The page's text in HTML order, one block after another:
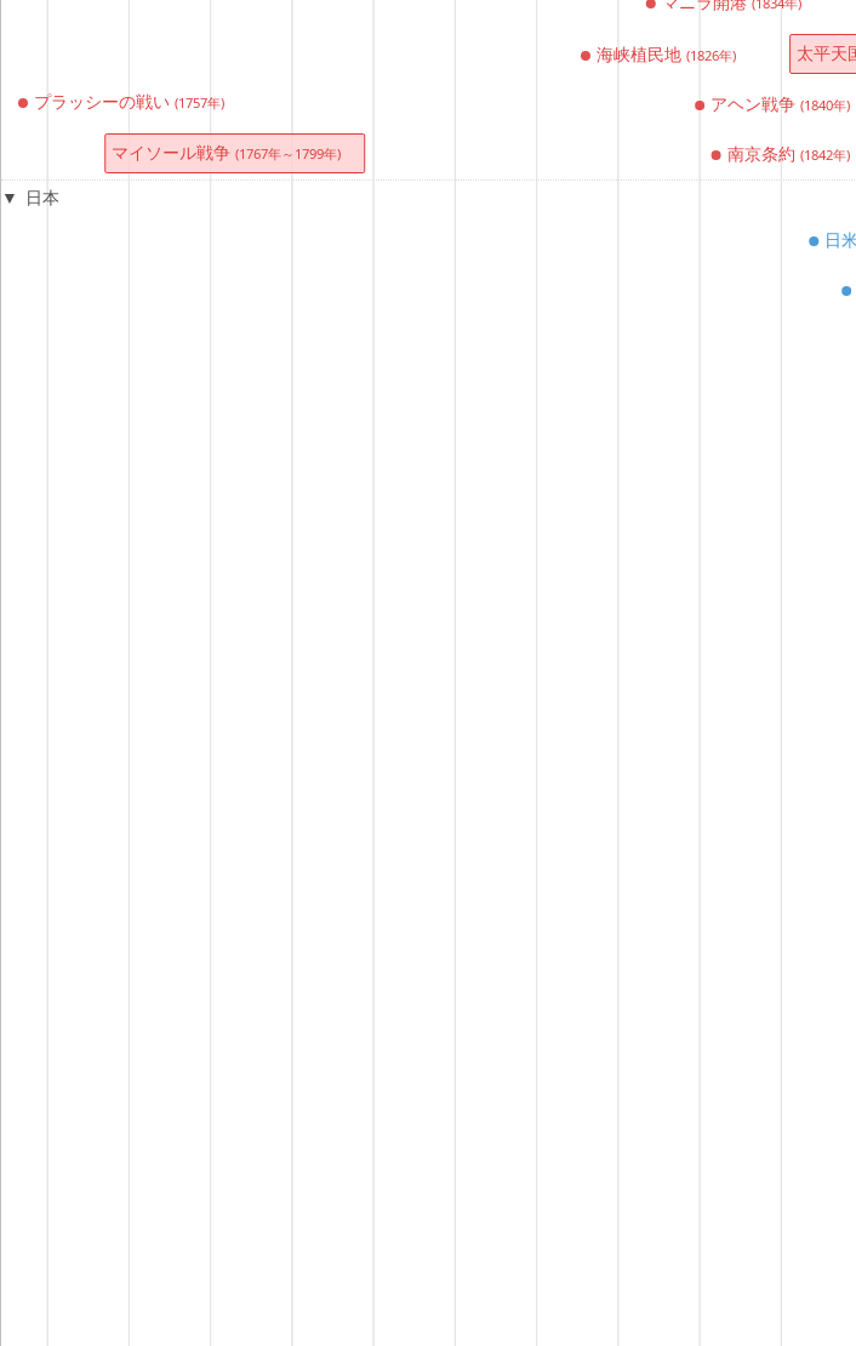
プラッシーの戦い (1757年)
マイソール戦争(1767年～1799年)
海峡植民地 (1826年)
アヘン戦争(1840年)
南京条約 (1842年)
太平天
日
日本